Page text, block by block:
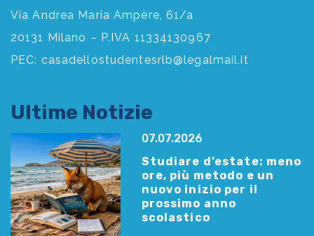
Via Andrea Maria Ampère, 61/a
20131 Milano – P.IVA 11334130967
PEC: casadellostudentesrlb@legalmail.it
Ultime Notizie
07.07.2026
Studiare d’estate: meno
ore, più metodo e un
nuovo inizio per il
prossimo anno
scolastico